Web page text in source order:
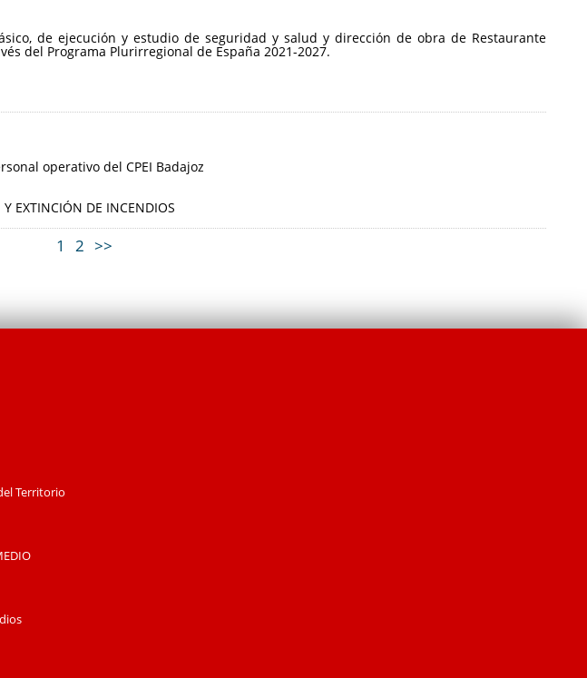
de ejecución y estudio de seguridad y salud y dirección de obra de Restaurante
del Programa Plurirregional de España 2021-2027.
operativo del CPEI Badajoz
EXTINCIÓN DE INCENDIOS
1 2 >>
Territorio